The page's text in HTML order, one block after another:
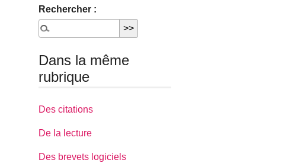
Rechercher :
Dans la même
rubrique
Des citations
De la lecture
Des brevets logiciels